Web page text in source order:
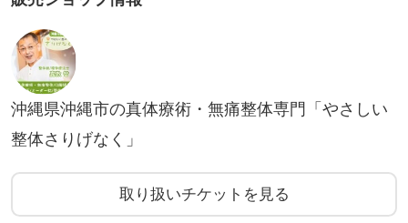
1997年（平成9年）平良家の長女として生まれ
体を動かすことが好きな子供でした。
小学 〜 中学はバスケットと陸上を掛け持ちしスポー
ツ三映の生活を送っていた。
14歳(中学2年)の時に
沖縄県沖縄市の真体療術・無痛整体専門「やさしい
整体さりげなく」
取り扱いチケットを見る